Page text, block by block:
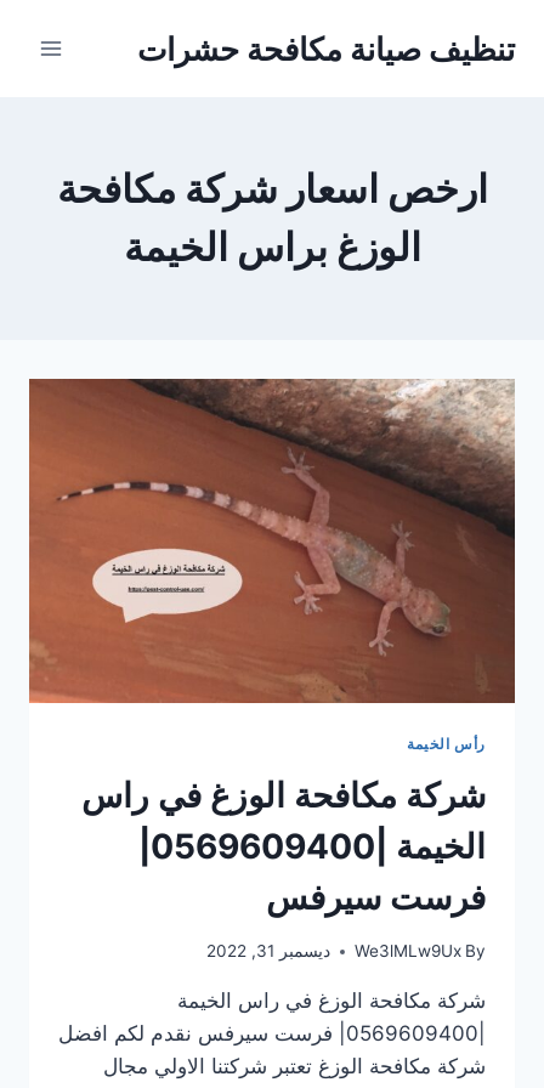
تنظيف صيانة مكافحة حشرات
ارخص اسعار شركة مكافحة
الوزغ براس الخيمة
رأس الخيمة
شركة مكافحة الوزغ في راس
فرست سيرفس
By
We3lMLw9Ux ديسمبر 31, 2022
شركة مكافحة الوزغ في راس الخيمة
|0569609400| فرست سيرفس نقدم لكم افضل
شركة مكافحة الوزغ تعتبر شركتنا الاولي مجال